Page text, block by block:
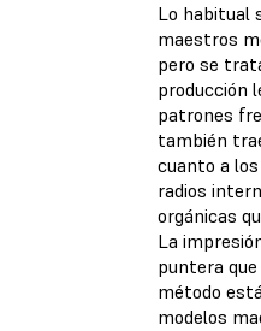
Lo habitual
maestros
pero se
producción
patrones
también
cuanto a
radios
orgánicas
La
puntera
método
modelos